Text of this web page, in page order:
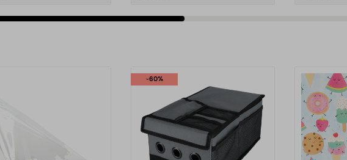
-60%